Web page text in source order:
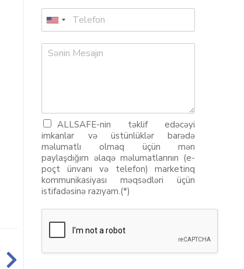
ALLSAFE-nin təklif edəcəyi
imkanlar və üstünlüklər barədə
məlumatlı olmaq üçün mən
paylaşdığım əlaqə məlumatlarının (e-
poçt ünvanı və telefon) marketinq
kommunikasiyası məqsədləri üçün
istifadəsinə razıyam.(*)